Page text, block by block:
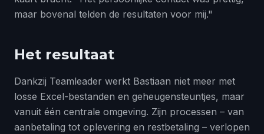
maar bovenal telden de resultaten voor mij."
Het resultaat
Dankzij Teamleader werkt Bastiaan niet meer met
losse Excel-bestanden en geheugensteuntjes, maar
vanuit één centrale omgeving. Zijn processen – van
aanbetaling tot oplevering en restbetaling – verlopen